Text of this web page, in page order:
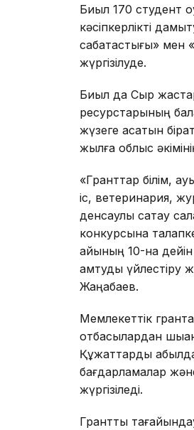
Биыл 170 студент
кәсіпкерлікті
сабақтастығы»
жүргізілуде.
Биыл да Сыр
ресурстарының
жүзеге асатын
жылға облыс
«Гранттар білім,
іс, ветеринария,
денсаулық сақтау
конкурсына
айының 10-на
қамтуды үйлестіру
Жаңабаев.
Мемлекеттік
отбасылардан
Құжаттарды
бағдарламалар
жүргізіледі.
Грантты